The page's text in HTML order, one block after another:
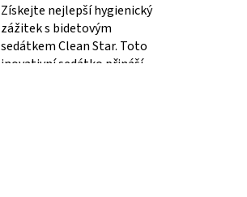
Získejte nejlepší hygienický
zážitek s bidetovým
sedátkem Clean Star. Toto
inovativní sedátko přináší